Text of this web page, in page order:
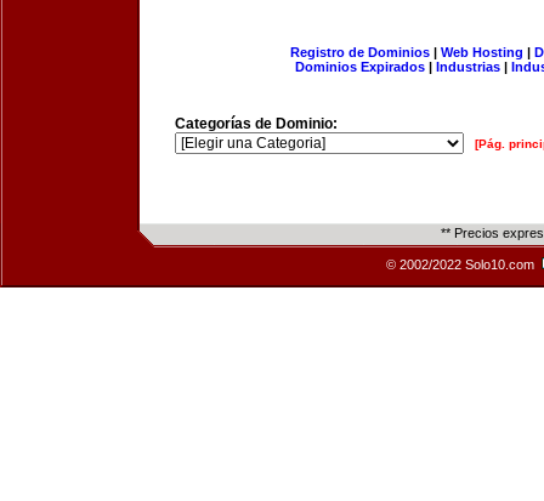
Registro de Dominios| Web Hosting |
Dominios Expirados | Industrias |
Categorías de Dominio:
[Pág.
** Precios
© 2002/2022 Solo10.com